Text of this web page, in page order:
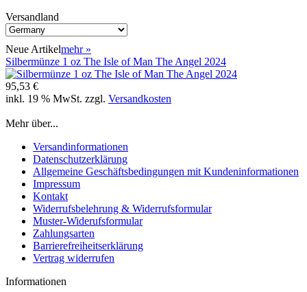
Versandland
Neue Artikelmehr »
Silbermünze 1 oz The Isle of Man The Angel 2024
95,53 €
inkl. 19 % MwSt. zzgl. Versandkosten
Mehr über...
Versandinformationen
Datenschutzerklärung
Allgemeine Geschäftsbedingungen mit Kundeninformationen
Impressum
Kontakt
Widerrufsbelehrung & Widerrufsformular
Muster-Widerufsformular
Zahlungsarten
Barrierefreiheitserklärung
Vertrag widerrufen
Informationen